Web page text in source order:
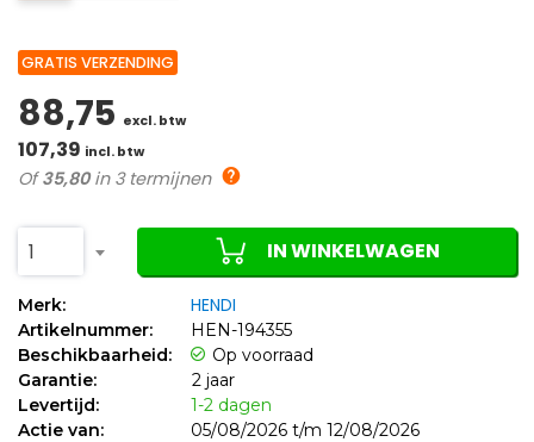
GRATIS VERZENDING
88,75 excl. btw
107,39 incl. btw
Of35,80in 3 termijnen
1 IN WINKELWAGEN
Merk: HENDI
Artikelnummer:
HEN-194355
Beschikbaarheid:
Op voorraad
Garantie:
2 jaar
Levertijd:
1-2 dagen
Actie van:
05/08/2026 t/m 12/08/2026